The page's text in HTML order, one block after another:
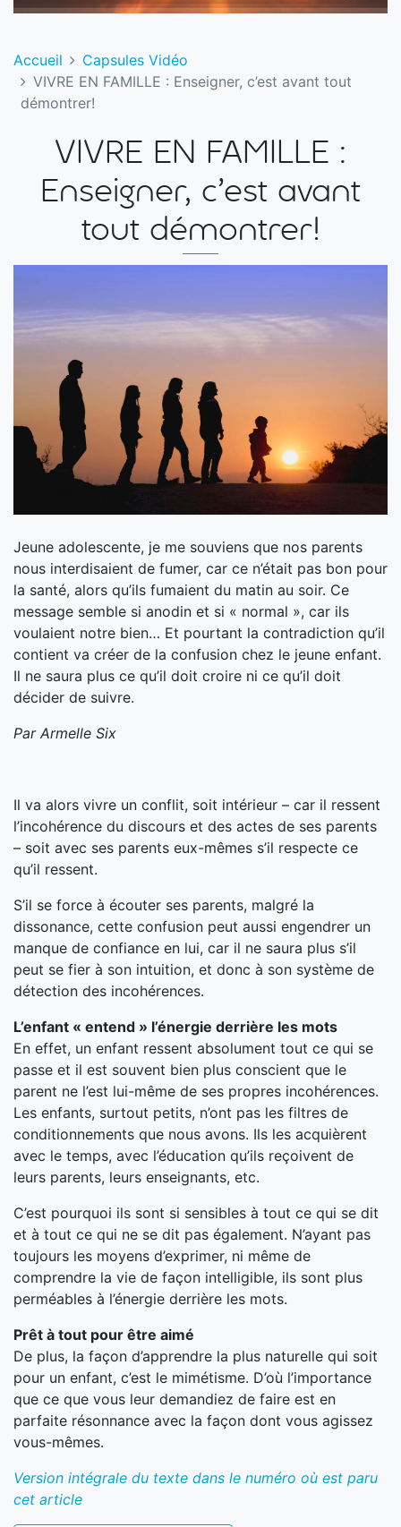
Accueil
Capsules Vidéo
VIVRE EN FAMILLE : Enseigner, c’est avant tout
démontrer!
VIVRE EN FAMILLE :
Enseigner, c’est avant
tout démontrer!
Jeune adolescente, je me souviens que nos parents
nous interdisaient de fumer, car ce n’était pas bon pour
la santé, alors qu’ils fumaient du matin au soir. Ce
message semble si anodin et si « normal », car ils
voulaient notre bien… Et pourtant la contradiction qu’il
contient va créer de la confusion chez le jeune enfant.
Il ne saura plus ce qu’il doit croire ni ce qu’il doit
décider de suivre.
Par Armelle Six
Il va alors vivre un conflit, soit intérieur – car il ressent
l’incohérence du discours et des actes de ses parents
– soit avec ses parents eux-mêmes s’il respecte ce
qu’il ressent.
S’il se force à écouter ses parents, malgré la
dissonance, cette confusion peut aussi engendrer un
manque de confiance en lui, car il ne saura plus s’il
peut se fier à son intuition, et donc à son système de
détection des incohérences.
L’enfant « entend » l’énergie derrière les mots
En effet, un enfant ressent absolument tout ce qui se
passe et il est souvent bien plus conscient que le
parent ne l’est lui-même de ses propres incohérences.
Les enfants, surtout petits, n’ont pas les filtres de
conditionnements que nous avons. Ils les acquièrent
avec le temps, avec l’éducation qu’ils reçoivent de
leurs parents, leurs enseignants, etc.
C’est pourquoi ils sont si sensibles à tout ce qui se dit
et à tout ce qui ne se dit pas également. N’ayant pas
toujours les moyens d’exprimer, ni même de
comprendre la vie de façon intelligible, ils sont plus
perméables à l’énergie derrière les mots.
Prêt à tout pour être aimé
De plus, la façon d’apprendre la plus naturelle qui soit
pour un enfant, c’est le mimétisme. D’où l’importance
que ce que vous leur demandiez de faire est en
parfaite résonnance avec la façon dont vous agissez
vous-mêmes.
Version intégrale du texte dans le numéro où est paru
cet article